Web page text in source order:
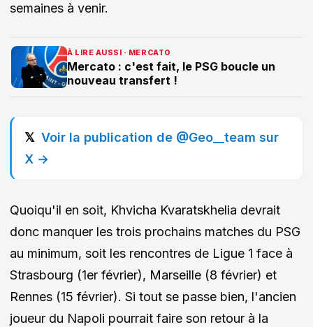
semaines à venir.
À LIRE AUSSI · MERCATO
Mercato : c'est fait, le PSG boucle un
nouveau transfert !
Voir la publication de @Geo__team sur
X →
Quoiqu'il en soit, Khvicha Kvaratskhelia devrait
donc manquer les trois prochains matches du PSG
au minimum, soit les rencontres de Ligue 1 face à
Strasbourg (1er février), Marseille (8 février) et
Rennes (15 février). Si tout se passe bien, l'ancien
joueur du Napoli pourrait faire son retour à la